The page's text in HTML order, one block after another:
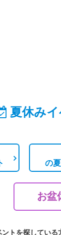
夏休み
の
お盆
トを探している